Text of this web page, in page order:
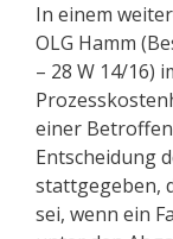
In einem
OLG Hamm
– 28 W 14/16)
einer
Entscheidung
stattgegeben,
sei, wenn ein